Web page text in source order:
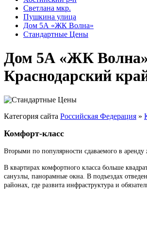
Светлана мкр.
Пушкина улица
Дом 5А «ЖК Волна»
Стандартные Цены
Дом 5А «ЖК
Краснодарский
Категория сайта Российская Федерация »
Комфорт-класс
Вторыми по популярности сдаваемого в
В квартирах комфортного класса больше
санузлы, панорамные окна. В подъездах
районах, где развита инфраструктура и